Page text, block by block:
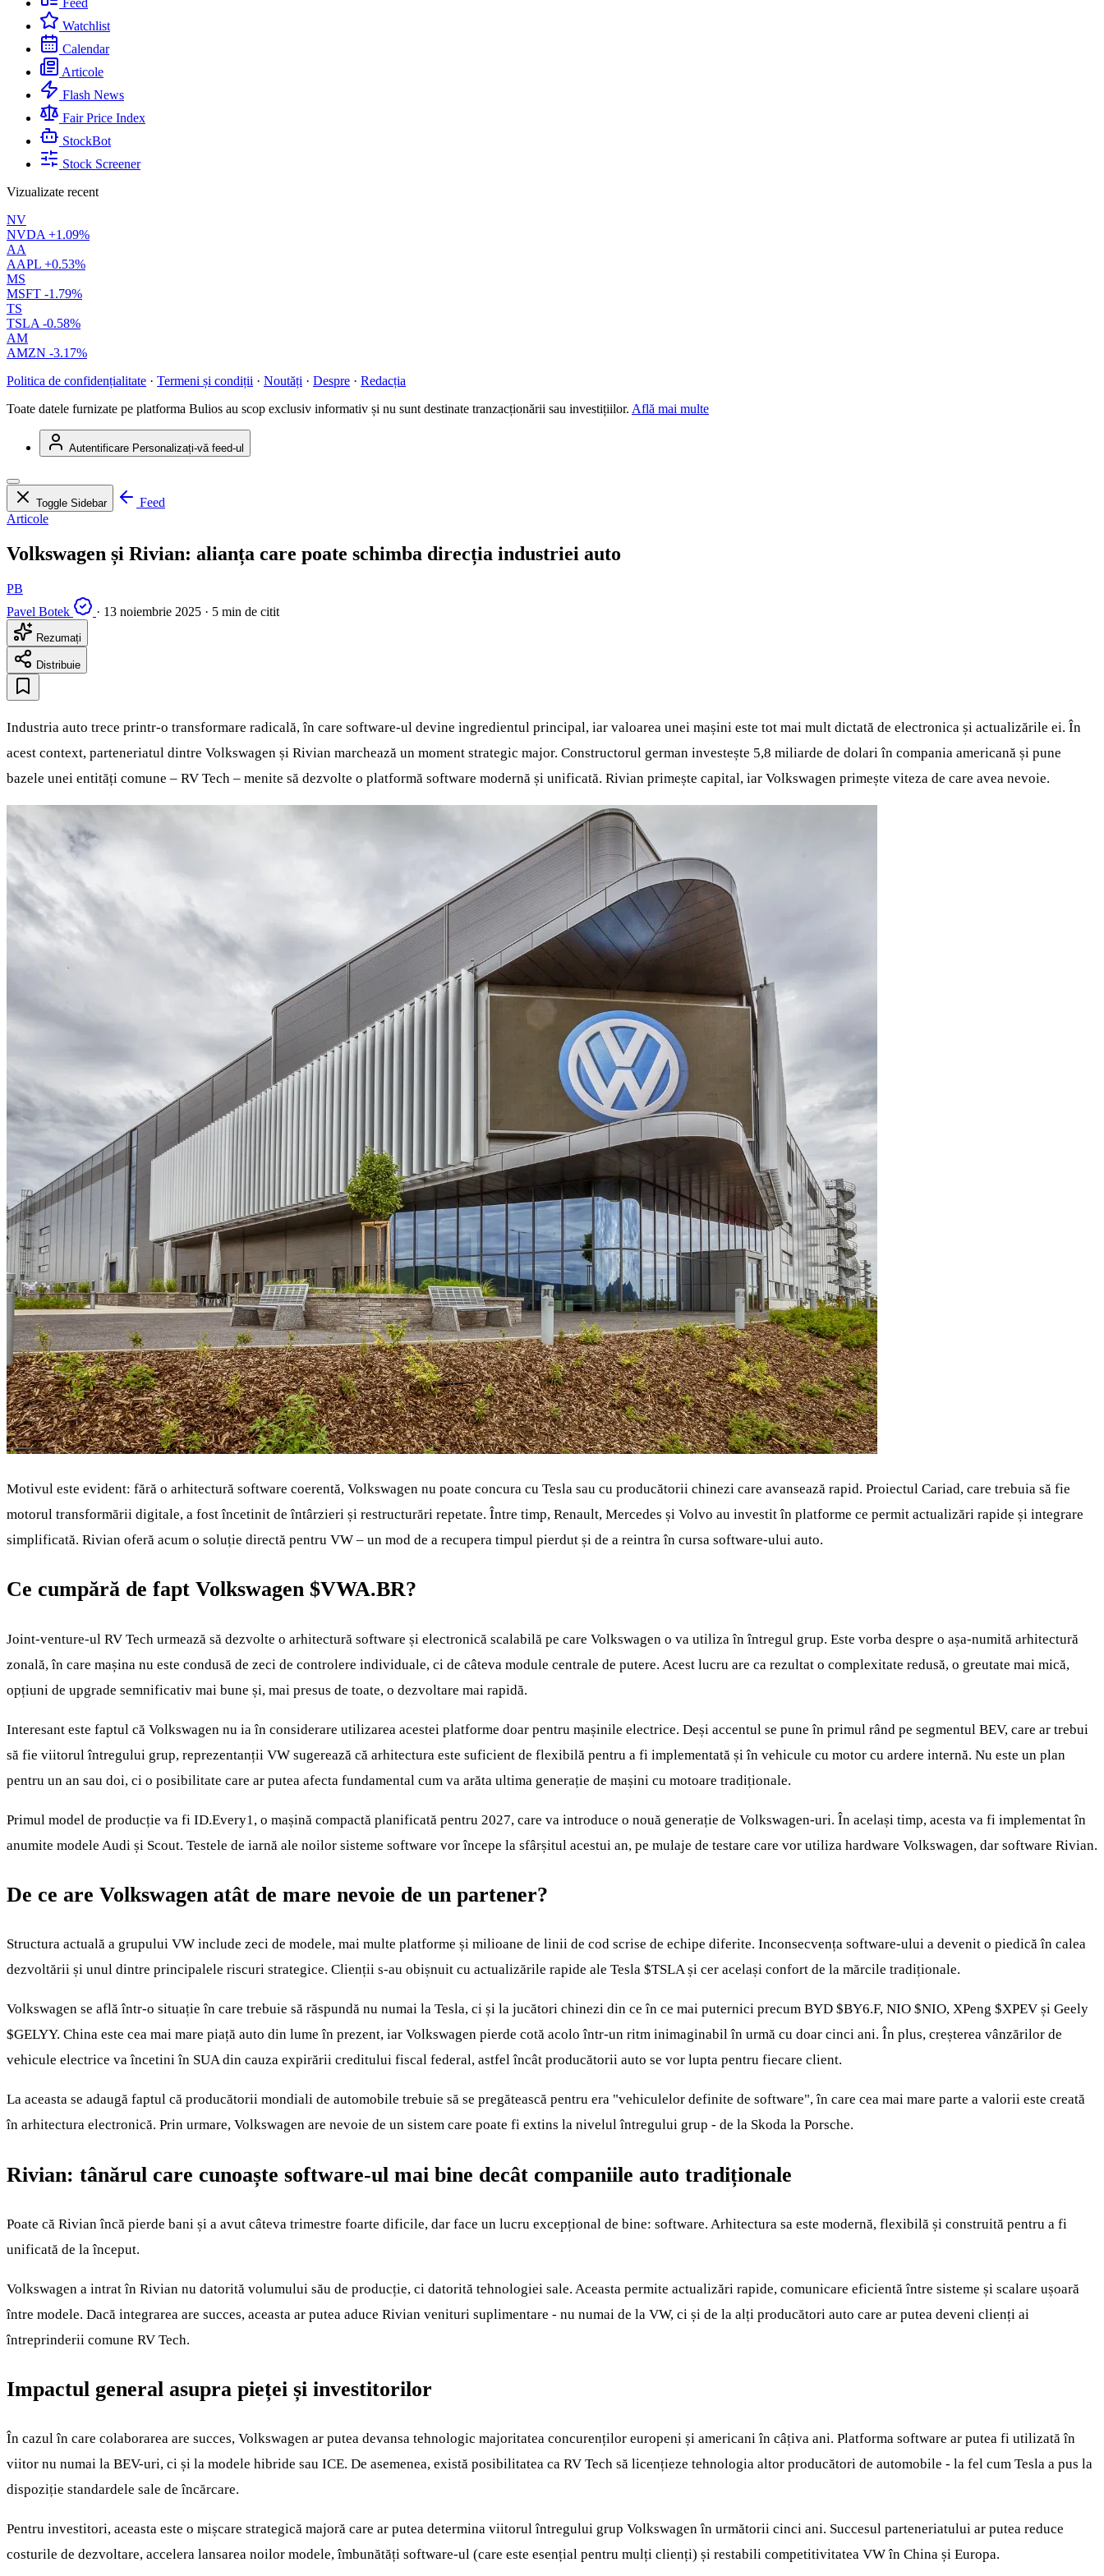
Feed
Watchlist
Calendar
Articole
Flash News
Fair Price Index
StockBot
Stock Screener
Vizualizate recent
NV
NVDA +1.09%
AA
AAPL +0.53%
MS
MSFT -1.79%
TS
TSLA -0.58%
AM
AMZN -3.17%
Politica de confidențialitate · Termeni și condiții · Noutăți · Despre · Redacția
Toate datele furnizate pe platforma Bulios au scop exclusiv informativ și nu sunt destinate tranzacționării sau investițiilor. Află mai multe
Autentificare Personalizați-vă feed-ul
Toggle Sidebar
Feed
Articole
Volkswagen și Rivian: alianța care poate schimba direcția industriei auto
PB
Pavel Botek
· 13 noiembrie 2025 · 5 min de citit
Rezumați
Distribuie
Industria auto trece printr-o transformare radicală, în care software-ul devine ingredientul principal, iar valoarea unei mașini este tot mai mult dictată de electronica și actualizările ei. În
acest context, parteneriatul dintre Volkswagen și Rivian marchează un moment strategic major. Constructorul german investește 5,8 miliarde de dolari în compania americană și pune
bazele unei entități comune – RV Tech – menite să dezvolte o platformă software modernă și unificată. Rivian primește capital, iar Volkswagen primește viteza de care avea nevoie.
Motivul este evident: fără o arhitectură software coerentă, Volkswagen nu poate concura cu Tesla sau cu producătorii chinezi care avansează rapid. Proiectul Cariad, care trebuia să fie
motorul transformării digitale, a fost încetinit de întârzieri și restructurări repetate. Între timp, Renault, Mercedes și Volvo au investit în platforme ce permit actualizări rapide și integrare
simplificată. Rivian oferă acum o soluție directă pentru VW – un mod de a recupera timpul pierdut și de a reintra în cursa software-ului auto.
Ce cumpără de fapt Volkswagen $VWA.BR?
Joint-venture-ul RV Tech urmează să dezvolte o arhitectură software și electronică scalabilă pe care Volkswagen o va utiliza în întregul grup. Este vorba despre o așa-numită arhitectură
zonală, în care mașina nu este condusă de zeci de controlere individuale, ci de câteva module centrale de putere. Acest lucru are ca rezultat o complexitate redusă, o greutate mai mică,
opțiuni de upgrade semnificativ mai bune și, mai presus de toate, o dezvoltare mai rapidă.
Interesant este faptul că Volkswagen nu ia în considerare utilizarea acestei platforme doar pentru mașinile electrice. Deși accentul se pune în primul rând pe segmentul BEV, care ar trebui
să fie viitorul întregului grup, reprezentanții VW sugerează că arhitectura este suficient de flexibilă pentru a fi implementată și în vehicule cu motor cu ardere internă. Nu este un plan
pentru un an sau doi, ci o posibilitate care ar putea afecta fundamental cum va arăta ultima generație de mașini cu motoare tradiționale.
Primul model de producție va fi ID.Every1, o mașină compactă planificată pentru 2027, care va introduce o nouă generație de Volkswagen-uri. În același timp, acesta va fi implementat în
anumite modele Audi și Scout. Testele de iarnă ale noilor sisteme software vor începe la sfârșitul acestui an, pe mulaje de testare care vor utiliza hardware Volkswagen, dar software Rivian.
De ce are Volkswagen atât de mare nevoie de un partener?
Structura actuală a grupului VW include zeci de modele, mai multe platforme și milioane de linii de cod scrise de echipe diferite. Inconsecvența software-ului a devenit o piedică în calea
dezvoltării și unul dintre principalele riscuri strategice. Clienții s-au obișnuit cu actualizările rapide ale Tesla $TSLAși cer același confort de la mărcile tradiționale.
Volkswagen se află într-o situație în care trebuie să răspundă nu numai la Tesla, ci și la jucători chinezi din ce în ce mai puternici precum BYD $BY6.F, NIO $NIO, XPeng $XPEV și Geely
$GELYY. China este cea mai mare piață auto din lume în prezent, iar Volkswagen pierde cotă acolo într-un ritm inimaginabil în urmă cu doar cinci ani. În plus, creșterea vânzărilor de
vehicule electrice va încetini în SUA din cauza expirării creditului fiscal federal, astfel încât producătorii auto se vor lupta pentru fiecare client.
La aceasta se adaugă faptul că producătorii mondiali de automobile trebuie să se pregătească pentru era "vehiculelor definite de software", în care cea mai mare parte a valorii este creată
în arhitectura electronică. Prin urmare, Volkswagen are nevoie de un sistem care poate fi extins la nivelul întregului grup - de la Skoda la Porsche.
Rivian: tânărul care cunoaște software-ul mai bine decât companiile auto tradiționale
Poate că Rivian încă pierde bani și a avut câteva trimestre foarte dificile, dar face un lucru excepțional de bine: software. Arhitectura sa este modernă, flexibilă și construită pentru a fi
unificată de la început.
Volkswagen a intrat în Rivian nu datorită volumului său de producție, ci datorită tehnologiei sale. Aceasta permite actualizări rapide, comunicare eficientă între sisteme și scalare ușoară
între modele. Dacă integrarea are succes, aceasta ar putea aduce Rivian venituri suplimentare - nu numai de la VW, ci și de la alți producători auto care ar putea deveni clienți ai
întreprinderii comune RV Tech.
Impactul general asupra pieței și investitorilor
În cazul în care colaborarea are succes, Volkswagen ar putea devansa tehnologic majoritatea concurenților europeni și americani în câțiva ani. Platforma software ar putea fi utilizată în
viitor nu numai la BEV-uri, ci și la modele hibride sau ICE. De asemenea, există posibilitatea ca RV Tech să licențieze tehnologia altor producători de automobile - la fel cum Tesla a pus la
dispoziție standardele sale de încărcare.
Pentru investitori, aceasta este o mișcare strategică majoră care ar putea determina viitorul întregului grup Volkswagen în următorii cinci ani. Succesul parteneriatului ar putea reduce
costurile de dezvoltare, accelera lansarea noilor modele, îmbunătăți software-ul (care este esențial pentru mulți clienți) și restabili competitivitatea VW în China și Europa.